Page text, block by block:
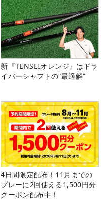
新『TENSEIオレンジ』はドラ
イバーシャフトの“最適解”
4日間限定配布！11月までの
プレーに2回使える1,500円分
クーポン配布中！